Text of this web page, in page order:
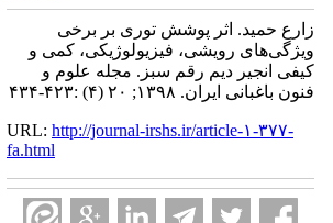
زارع حمید. اثر پوشش توری بر برخی
ویژگی‌های رویشی، فیزیولوژیکی، کمی و
کیفی انجیر دیم رقم سبز. مجله علوم و
فنون باغبانی ایران. ۱۳۹۸; ۲۰ (۴) :۴۲۳-۴۳۴
URL: http://journal-irshs.ir/article-۱-۳۷۷-
fa.html